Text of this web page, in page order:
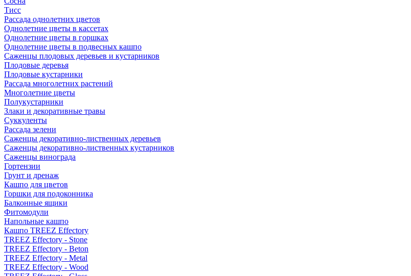
Тисc
Рассада однолетних цветов
Однолетние цветы в кассетах
Однолетние цветы в горшках
Однолетние цветы в подвесных кашпо
Саженцы плодовых деревьев и кустарников
Плодовые деревья
Плодовые кустарники
Рассада многолетних растений
Многолетние цветы
Полукустарники
Злаки и декоративные травы
Суккуленты
Рассада зелени
Саженцы декоративно-лиственных деревьев
Саженцы декоративно-лиственных кустарников
Саженцы винограда
Гортензии
Грунт и дренаж
Кашпо для цветов
Горшки для подоконника
Балконные ящики
Фитомодули
Напольные кашпо
Кашпо TREEZ Effectory
TREEZ Effectory - Stone
TREEZ Effectory - Beton
TREEZ Effectory - Metal
TREEZ Effectory - Wood